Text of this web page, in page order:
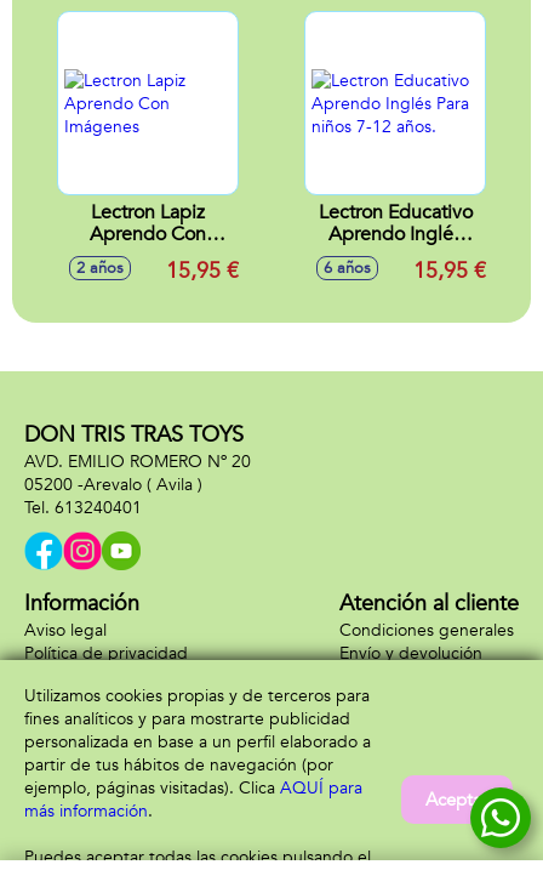
Lectron Lapiz
Aprendo Con
Imágenes
2 años 15,95 €
Lectron Educativo
Aprendo Inglés
Para niños 7-12
años.
6 años 15,95 €
DON TRIS TRAS TOYS
AVD. EMILIO ROMERO Nº 20
05200 -Arevalo ( Avila )
613240401
Información
Aviso legal
Política de privacidad
Atención al cliente
Condiciones generales
Envío y devolución
Formas de pago
Utilizamos cookies propias y de terceros para
fines analíticos y para mostrarte publicidad
personalizada en base a un perfil elaborado a
partir de tus hábitos de navegación (por
ejemplo, páginas visitadas). Clica AQUÍ para
más información.
Puedes aceptar todas las cookies pulsando el
Aceptar